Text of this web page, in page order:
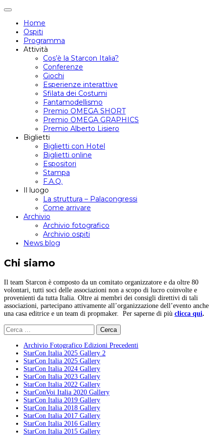
Attiva/disattiva
navigazione
Home
Ospiti
Programma
Attività
Cos’è la Starcon Italia?
Conferenze
Giochi
Esperienze interattive
Sfilata dei Costumi
Fantamodellismo
Premio OMEGA SHORT
Premio OMEGA GRAPHICS
Premio Alberto Lisiero
Biglietti
Biglietti con Hotel
Biglietti online
Espositori
Stampa
F.A.Q.
Il luogo
La struttura – Palacongressi
Come arrivare
Archivio
Archivio fotografico
Archivio ospiti
News blog
Chi siamo
Il team Starcon è composto da un comitato organizzatore e da oltre 80
volontari, tutti soci delle associazioni non a scopo di lucro coinvolte e
provenienti da tutta Italia. Oltre ai membri dei consigli direttivi di tali
associazioni, partecipano attivamente all’organizzazione dell’evento anche
una casa editrice e un team di propmaker. Per saperne di più clicca qui.
Ricerca
per:
Archivio Fotografico Edizioni Precedenti
StarCon Italia 2025 Gallery 2
StarCon Italia 2025 Gallery
StarCon Italia 2024 Gallery
StarCon Italia 2023 Gallery
StarCon Italia 2022 Gallery
StarConVoi Italia 2020 Gallery
StarCon Italia 2019 Gallery
StarCon Italia 2018 Gallery
StarCon Italia 2017 Gallery
StarCon Italia 2016 Gallery
StarCon Italia 2015 Gallery